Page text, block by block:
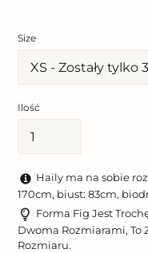
Size
Ilość
Haily ma na sobie
170cm, biust: 83cm,
Forma Fig Jest
Dwoma Rozmiarami,
Rozmiaru.